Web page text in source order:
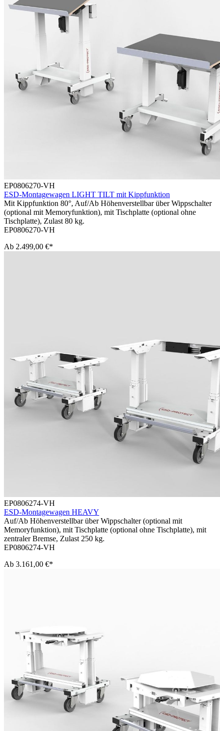
EP0806270-VH
ESD-Montagewagen LIGHT TILT mit Kippfunktion
Mit Kippfunktion 80°, Auf/Ab Höhenverstellbar über Wippschalter
(optional mit Memoryfunktion), mit Tischplatte (optional ohne
Tischplatte), Zulast 80 kg.
EP0806270-VH
Ab 2.499,00 €*
EP0806274-VH
ESD-Montagewagen HEAVY
Auf/Ab Höhenverstellbar über Wippschalter (optional mit
Memoryfunktion), mit Tischplatte (optional ohne Tischplatte), mit
zentraler Bremse, Zulast 250 kg.
EP0806274-VH
Ab 3.161,00 €*